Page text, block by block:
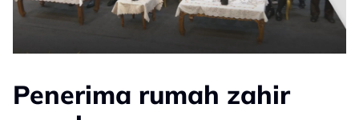
Penerima rumah zahir